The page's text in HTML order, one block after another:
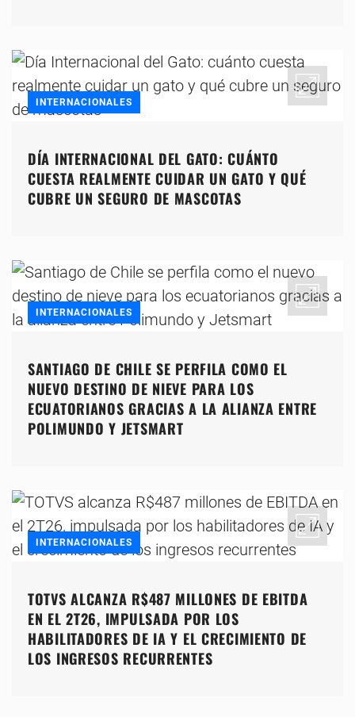
INTERNACIONALES
DÍA INTERNACIONAL DEL GATO: CUÁNTO
CUESTA REALMENTE CUIDAR UN GATO Y QUÉ
CUBRE UN SEGURO DE MASCOTAS
INTERNACIONALES
SANTIAGO DE CHILE SE PERFILA COMO EL
NUEVO DESTINO DE NIEVE PARA LOS
ECUATORIANOS GRACIAS A LA ALIANZA ENTRE
POLIMUNDO Y JETSMART
INTERNACIONALES
TOTVS ALCANZA R$487 MILLONES DE EBITDA
EN EL 2T26, IMPULSADA POR LOS
HABILITADORES DE IA Y EL CRECIMIENTO DE
LOS INGRESOS RECURRENTES